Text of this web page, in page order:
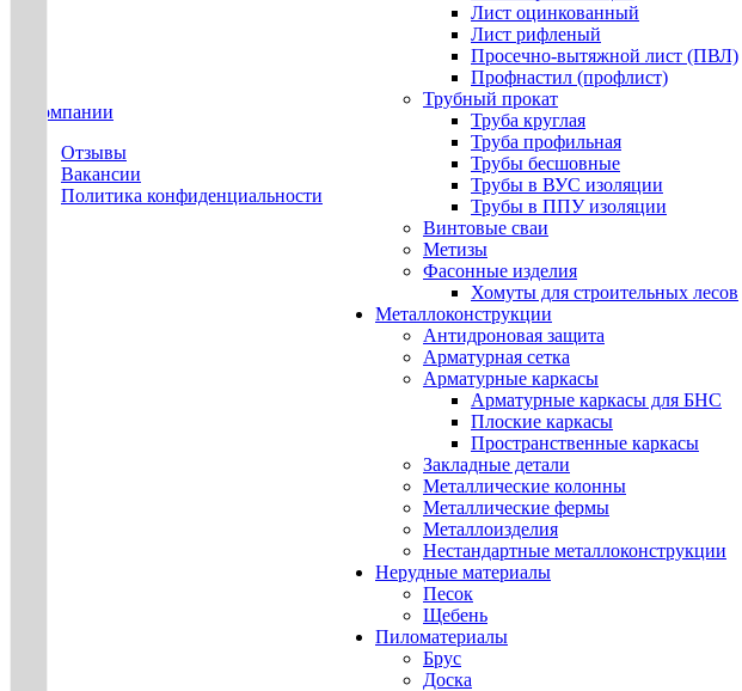
О компании
Отзывы
Вакансии
Политика конфиденциальности
Лист оцинкованный
Лист рифленый
Просечно-вытяжной лист (ПВЛ)
Профнастил (профлист)
Трубный прокат
Труба круглая
Труба профильная
Трубы бесшовные
Трубы в ВУС изоляции
Трубы в ППУ изоляции
Винтовые сваи
Метизы
Фасонные изделия
Хомуты для строительных лесов
Металлоконструкции
Антидроновая защита
Арматурная сетка
Арматурные каркасы
Арматурные каркасы для БНС
Плоские каркасы
Пространственные каркасы
Закладные детали
Металлические колонны
Металлические фермы
Металлоизделия
Нестандартные металлоконструкции
Нерудные материалы
Песок
Щебень
Пиломатериалы
Брус
Доска